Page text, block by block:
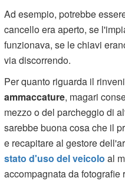
Ad esempio, potrebbe
cancello era aperto, se
funzionava, se le chiavi
via discorrendo.
Per quanto riguarda il
ammaccature, magari
mezzo o del parcheggio di
sarebbe buona cosa che il
e recapitare al gestore
stato d'uso del veicolo al
accompagnata da fotografie